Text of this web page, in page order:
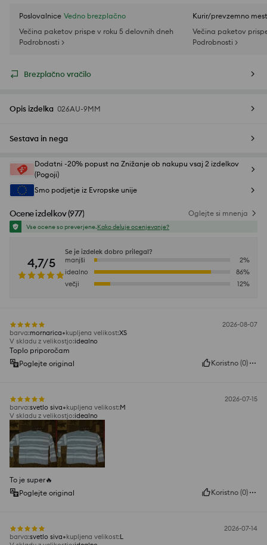
Poslovalnice Vedno brezplačno
Večina paketov prispe v roku 5 delovnih dneh
Podrobnosti >
Kurir/prevzemno
Večina paketov
Podrobnosti >
Brezplačno vračilo
Opis izdelka 026AU-9MM
Sestava in nega
Dodatni -20% popust na Znižanje ob nakupu vsaj 2 izdelkov
(Pogoji)
Smo podjetje iz Evropske unije
Ocene izdelkov(977) Oglejte si mnenja
Vse ocene so preverjene.Kako deluje ocenjevanje?
4,7/5
Se je izdelek dobro prilegal?
manjši
2%
idealno
86%
večji
12%
2026-08-07
barva:mornarica kupljena velikost:XS
V skladu z velikostjo:idealno
Toplo priporočam
Poglejte original
Koristno (0)
2026-07-15
barva:svetlo siva kupljena velikost:M
V skladu z velikostjo:idealno
To je super🔥
Poglejte original
Koristno (0)
2026-07-14
barva:svetlo siva kupljena velikost:L